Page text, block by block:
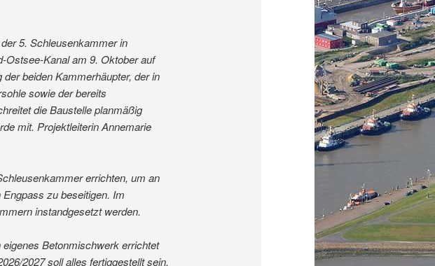
5. Schleusenkammer in
Ostsee-Kanal am 9. Oktober auf
beiden Kammerhäupter, der in
sowie der bereits
die Baustelle planmäßig
mit. Projektleiterin Annemarie
errichten, um an
zu beseitigen. Im
instandgesetzt werden.
Betonmischwerk errichtet
2027 soll alles fertiggestellt sein.